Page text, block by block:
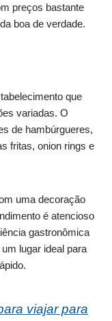
preços bastante
boa de verdade.
que
variadas. O
de hambúrgueres,
fritas, onion rings e
uma decoração
é atencioso
gastronômica
lugar ideal para
viajar para